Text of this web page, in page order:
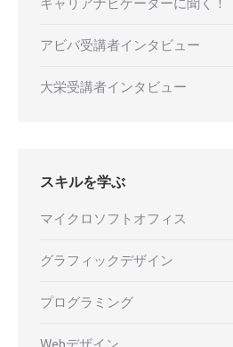
キャリアナビゲーターに聞く！
アビバ受講者インタビュー
大栄受講者インタビュー
スキルを学ぶ
マイクロソフトオフィス
グラフィックデザイン
プログラミング